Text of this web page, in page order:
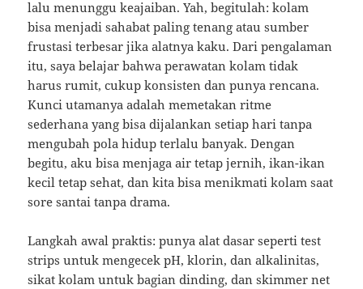
lalu menunggu keajaiban. Yah, begitulah: kolam
bisa menjadi sahabat paling tenang atau sumber
frustasi terbesar jika alatnya kaku. Dari pengalaman
itu, saya belajar bahwa perawatan kolam tidak
harus rumit, cukup konsisten dan punya rencana.
Kunci utamanya adalah memetakan ritme
sederhana yang bisa dijalankan setiap hari tanpa
mengubah pola hidup terlalu banyak. Dengan
begitu, aku bisa menjaga air tetap jernih, ikan-ikan
kecil tetap sehat, dan kita bisa menikmati kolam saat
sore santai tanpa drama.
Langkah awal praktis: punya alat dasar seperti test
strips untuk mengecek pH, klorin, dan alkalinitas,
sikat kolam untuk bagian dinding, dan skimmer net